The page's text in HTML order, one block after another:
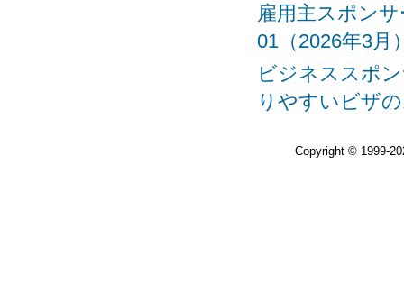
雇用主スポン
01（2026年3月
ビジネススポ
りやすいビザ
Copyright © 1999-